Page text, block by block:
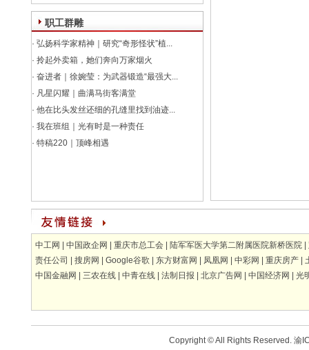
职工群雕
· 弘扬科学家精神｜研究“奇形怪状”植...
· 拎起外卖箱，她们奔向万家烟火
· 奋进者｜徐婉莹：为武器锻造“最强大...
· 凡星闪耀｜曲满马街客满堂
· 他在比头发丝还细的孔缝里找到油迹...
· 我在班组｜光有时是一种责任
· 特稿220｜顶峰相遇
中工网 中国政企网 重庆市总工会 陆军军医大学第二附属医院新桥医院
责任公司
搜房网 Google谷歌 东方财富网 凤凰网 中彩网 重庆房产
中国金融网
三农在线 中青在线 法制日报 北京广告网 中国经济网 光
Copyright © All Rights Reserved.渝